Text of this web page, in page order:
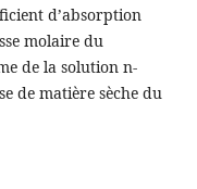
d’absorption
molaire du
de la solution n-
de matière sèche du